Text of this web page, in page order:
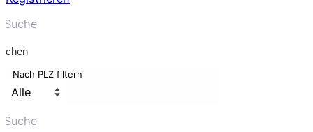
Nach PLZ filtern